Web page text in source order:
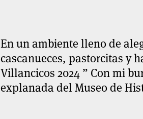
En un ambiente lleno de
cascanueces, pastorcitas y
Villancicos 2024 ” Con mi
explanada del Museo de